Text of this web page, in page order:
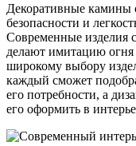
Декоративные
безопасности и
Современные изделия
делают имитацию огня
широкому выбору
каждый сможет
его потребности, а
его оформить в